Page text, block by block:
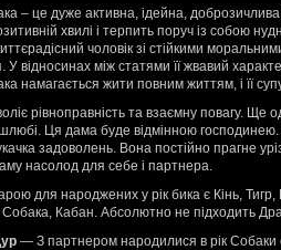
– це дуже активна, ідейна, доброзичлива
хвилі і терпить поруч із собою
чоловік зі стійкими
У відносинах між статями її жвавий
намагається жити повним життям, і її
рівноправність та взаємну повагу. Ще
Ця дама буде відмінною господинею.
задоволень. Вона постійно прагне
насолод для себе і партнера.
для народжених у рік бика є Кінь,
Кабан. Абсолютно не підходить
— З партнером народилися в рік Собаки